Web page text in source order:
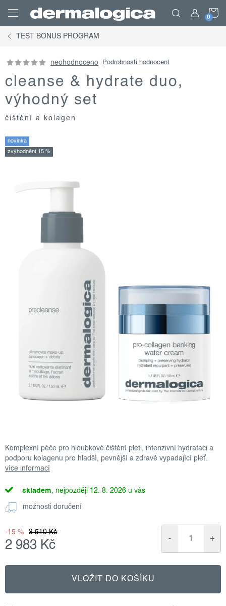
obsah
TEST BONUS PROGRAM
neohodnoceno Podrobnosti hodnocení
cleanse & hydrate duo,
výhodný set
čištění a kolagen
novinka
zvýhodnění 15 %
Komplexní péče pro hloubkové čištění pleti, intenzivní hydrataci a
podporu kolagenu pro hladší, pevnější a zdravě vypadající pleť.
více informací
skladem 12. 8. 2026
možnosti doručení
3 510 Kč
-15 %
2 983 Kč
cena:
VLOŽIT DO KOŠÍKU